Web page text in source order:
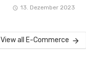
13. Dezember 2023
View all E-Commerce